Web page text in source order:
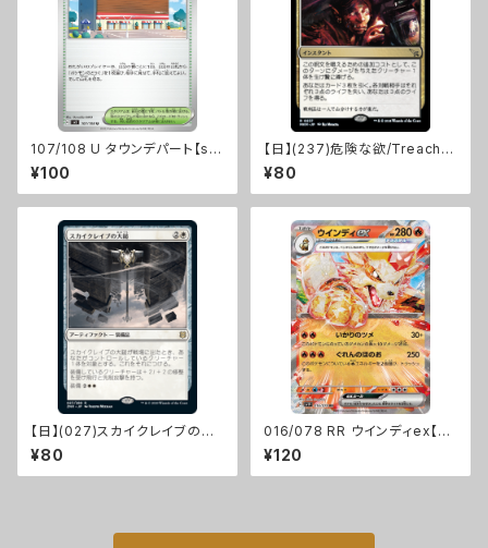
107/108 U タウンデパート【sv
3】Gレギュ
¥100
【日】(237)危険な欲/Treacher
ous Greed [MKM]
¥80
【日】(027)スカイクレイブの大
鎚/Maul of the Skyclaves
[ZNR]
¥80
016/078 RR ウインディex【sv
1V】[G]
¥120